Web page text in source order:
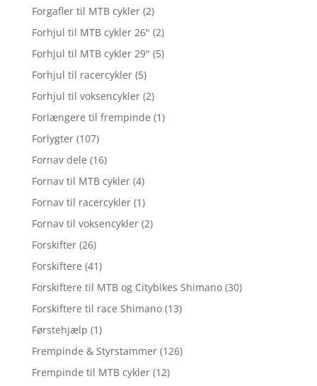
Forgafler til MTB cykler (2)
Forhjul til MTB cykler 26" (2)
Forhjul til MTB cykler 29" (5)
Forhjul til racercykler (5)
Forhjul til voksencykler (2)
Forlængere til frempinde (1)
Forlygter (107)
Fornav dele (16)
Fornav til MTB cykler (4)
Fornav til racercykler (1)
Fornav til voksencykler (2)
Forskifter (26)
Forskiftere (41)
Forskiftere til MTB og Citybikes Shimano (30)
Forskiftere til race Shimano (13)
Førstehjælp (1)
Frempinde & Styrstammer (126)
Frempinde til MTB cykler (12)